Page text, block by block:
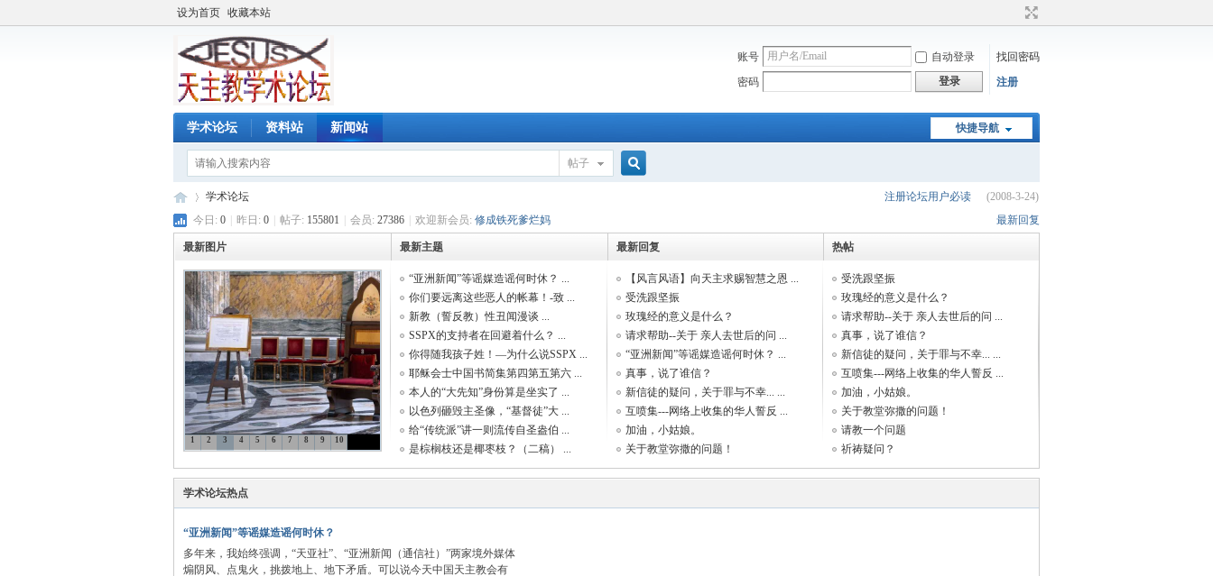
设为首页 收藏本站
账号 自动登录
找回密码
密码
登录 注册
快捷导航
学术论坛 资料站 新闻站
帖子
注册论坛用户必读 (2008-3-24)
主
»
学术论坛
今日: 0 昨日: 0 帖子: 155801 会员: 27386 欢迎新会员: 修成铁死爹烂妈 最新回复
最新图片
1 2 3 4 5 6 7 8 9 10
最新主题
“亚洲新闻”等谣媒造谣何时休？ ...
你们要远离这些恶人的帐幕！-致 ...
新教（誓反教）性丑闻漫谈 ...
SSPX的支持者在回避着什么？ ...
你得随我孩子姓！—为什么说SSPX ...
耶稣会士中国书简集第四第五第六 ...
本人的“大先知”身份算是坐实了 ...
以色列砸毁主圣像，“基督徒”大 ...
给“传统派”讲一则流传自圣盎伯 ...
是棕榈枝还是椰枣枝？（二稿） ...
最新回复
【风言风语】向天主求赐智慧之恩 ...
受洗跟坚振
玫瑰经的意义是什么？
请求帮助--关于 亲人去世后的问 ...
“亚洲新闻”等谣媒造谣何时休？ ...
真事，说了谁信？
新信徒的疑问，关于罪与不幸... ...
互喷集---网络上收集的华人誓反 ...
加油，小姑娘。
关于教堂弥撒的问题！
热帖
受洗跟坚振
玫瑰经的意义是什么？
请求帮助--关于 亲人去世后的问 ...
真事，说了谁信？
新信徒的疑问，关于罪与不幸... ...
互喷集---网络上收集的华人誓反 ...
加油，小姑娘。
关于教堂弥撒的问题！
请教一个问题
祈祷疑问？
学术论坛热点
“亚洲新闻”等谣媒造谣何时休？
多年来，我始终强调，“天亚社”、“亚洲新闻（通信社）”两家境外媒体
煽阴风、点鬼火，挑拨地上、地下矛盾。可以说今天中国天主教会有